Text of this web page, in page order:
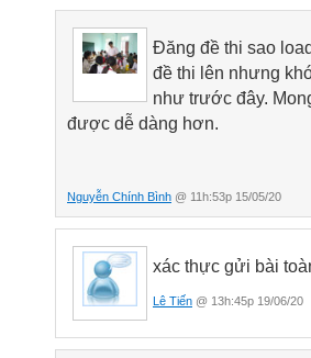
Đăng đề thi sao
đề thi lên nhưng
như trước đây.
được dễ dàng hơn.
Nguyễn Chính Bình @ 11h:53p 15/05/20
xác thực gửi bài
Lê Tiến @ 13h:45p 19/06/20